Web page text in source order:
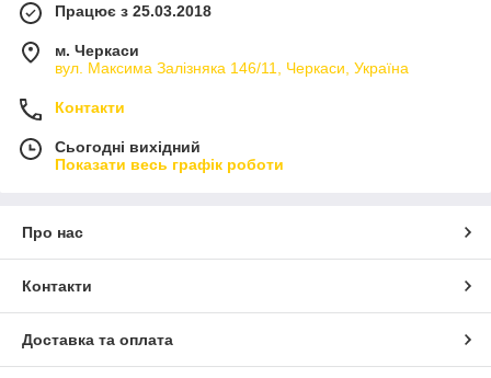
Працює з 25.03.2018
м. Черкаси
вул. Максима Залізняка 146/11, Черкаси, Україна
Контакти
Сьогодні вихідний
Показати весь графік роботи
Про нас
Контакти
Доставка та оплата